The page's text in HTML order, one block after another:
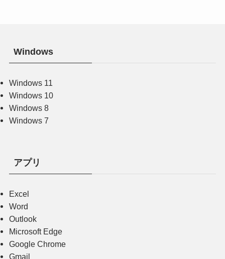
Windows
Windows 11
Windows 10
Windows 8
Windows 7
アプリ
Excel
Word
Outlook
Microsoft Edge
Google Chrome
Gmail